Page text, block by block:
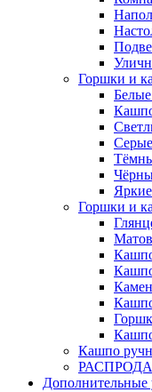
Горшки и
Горшки и
Кашпо
Дополнительные